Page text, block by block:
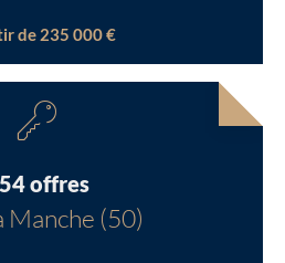
de 235 000 €
offres
Manche (50)